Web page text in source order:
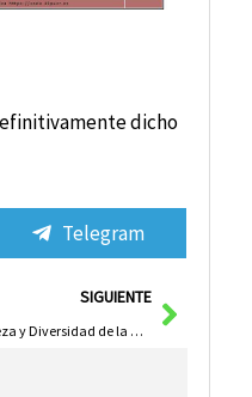
dicho
Telegram
SIGUIENTE
LIFE+Iberlince optará al mejor proyecto de Naturaleza y Diversidad de la Unión Europea